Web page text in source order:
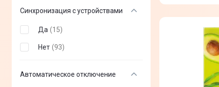
Синхронизация с устройствами
Да (15)
Нет (93)
Автоматическое отключение